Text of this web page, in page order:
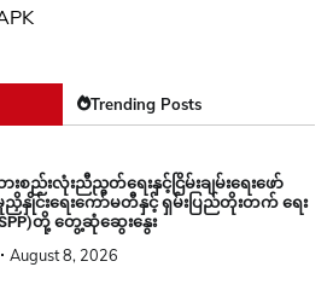
Trending Posts
းစည်းလုံးညီညွတ်ရေးနှင့်ငြိမ်းချမ်းရေးဖော်
နှိုင်းရေးကော်မတီနှင့် ရှမ်းပြည်တိုးတက် ရေး
တို့ တွေ့ဆုံဆွေးနွေး
August 8, 2026